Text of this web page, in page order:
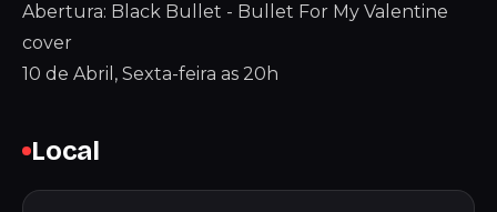
Abertura: Black Bullet - Bullet For My Valentine
cover
10 de Abril, Sexta-feira as 20h
Local